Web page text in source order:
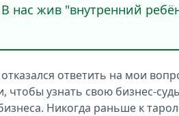
нас жив "внутренний
ответить на мои
чтобы узнать свою бизнес-
Никогда раньше к